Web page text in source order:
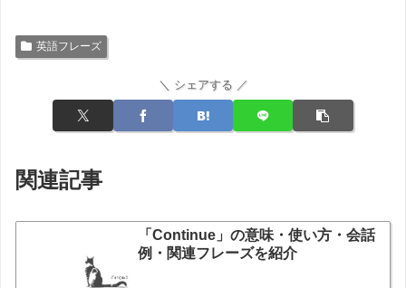
英語フレーズ
＼ シェアする ／
関連記事
「Continue」の意味・使い方・会話
例・関連フレーズを紹介